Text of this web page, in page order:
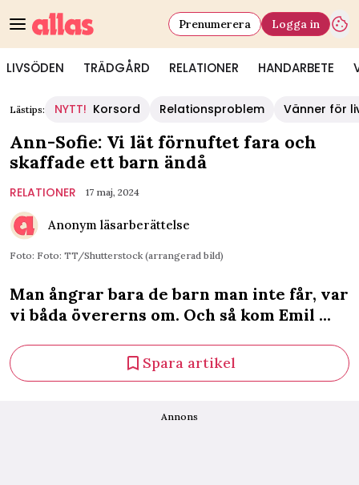
LIVSÖDEN TRÄDGÅRD RELATIONER HANDARBETE
Prenumerera Logga in
Lästips: NYTT! Korsord Relationsproblem Vänner för
Ann-Sofie: Vi lät förnuftet fara och
skaffade ett barn ändå
RELATIONER 17 maj, 2024
Anonym läsarberättelse
Foto: Foto: TT/Shutterstock (arrangerad bild)
Man ångrar bara de barn man inte får, var
vi båda övererns om. Och så kom Emil ...
Spara artikel
Annons